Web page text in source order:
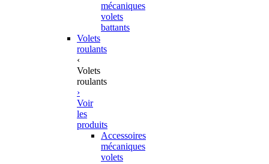
mécaniques
volets
battants
Volets
roulants
‹
Volets
roulants
›
Voir
les
produits
Accessoires
mécaniques
volets